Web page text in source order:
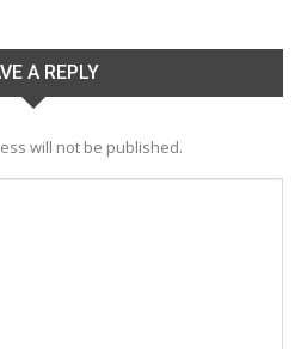
A REPLY
will not be published.